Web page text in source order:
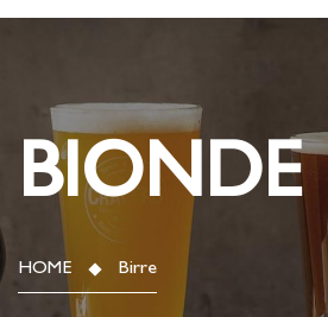
BIONDE
HOME Birre